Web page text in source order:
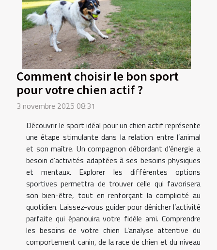
Comment choisir le bon sport
pour votre chien actif ?
3 novembre 2025 08:31
Découvrir le sport idéal pour un chien actif représente
une étape stimulante dans la relation entre l’animal
et son maître. Un compagnon débordant d’énergie a
besoin d’activités adaptées à ses besoins physiques
et mentaux. Explorer les différentes options
sportives permettra de trouver celle qui favorisera
son bien-être, tout en renforçant la complicité au
quotidien. Laissez-vous guider pour dénicher l’activité
parfaite qui épanouira votre fidèle ami. Comprendre
les besoins de votre chien L’analyse attentive du
comportement canin, de la race de chien et du niveau